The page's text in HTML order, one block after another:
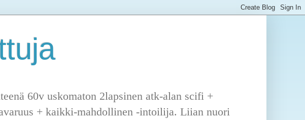
60v uskomaton 2lapsinen atk-alan scifi +
+ kaikki-mahdollinen -intoilija. Liian nuori